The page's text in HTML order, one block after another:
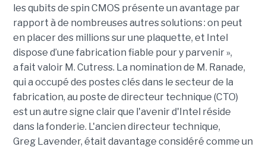
les qubits de spin CMOS présente un avantage par
rapport à de nombreuses autres solutions : on peut
en placer des millions sur une plaquette, et Intel
dispose d’une fabrication fiable pour y parvenir »,
a fait valoir M. Cutress. La nomination de M. Ranade,
qui a occupé des postes clés dans le secteur de la
fabrication, au poste de directeur technique (CTO)
est un autre signe clair que l'avenir d'Intel réside
dans la fonderie. L'ancien directeur technique,
Greg Lavender, était davantage considéré comme un